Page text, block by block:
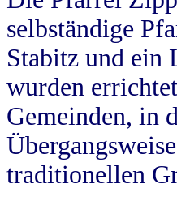
selbständige
Stabitz und ein
wurden
Gemeinden, in
traditionellen